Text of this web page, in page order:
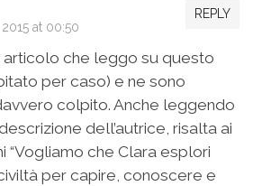
REPLY
at 00:50
articolo che leggo su questo
per caso) e ne sono
colpito. Anche leggendo
dell’autrice, risalta ai
“Vogliamo che Clara esplori
per capire, conoscere e